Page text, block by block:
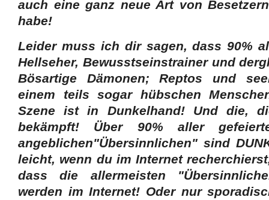
auch eine ganz neue Art von
habe!
Leider muss ich dir sagen, dass 90%
Hellseher, Bewusstseinstrainer und
Bösartige Dämonen; Reptos und
einem teils sogar hübschen
Szene ist in Dunkelhand! Und die,
bekämpft! Über 90% aller
angeblichen"Übersinnlichen" sind
leicht, wenn du im Internet
dass die allermeisten
werden im Internet! Oder nur